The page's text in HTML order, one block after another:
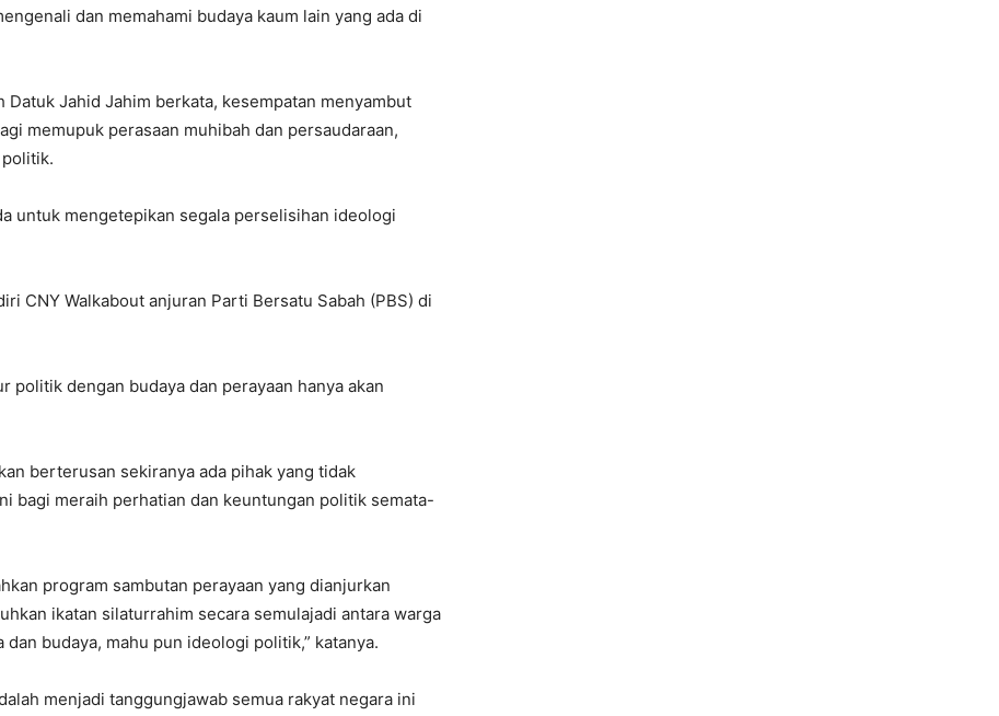
dan memahami budaya kaum lain yang ada di
Datuk Jahid Jahim berkata, kesempatan menyambut
memupuk perasaan muhibah dan persaudaraan,
politik.
untuk mengetepikan segala perselisihan ideologi
CNY Walkabout anjuran Parti Bersatu Sabah (PBS) di
politik dengan budaya dan perayaan hanya akan
berterusan sekiranya ada pihak yang tidak
bagi meraih perhatian dan keuntungan politik semata-
program sambutan perayaan yang dianjurkan
ikatan silaturrahim secara semulajadi antara warga
budaya, mahu pun ideologi politik,” katanya.
menjadi tanggungjawab semua rakyat negara ini